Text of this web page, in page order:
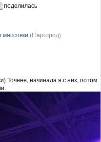
поделилась
(Flapгород)
Точнее, начинала я с них, потом